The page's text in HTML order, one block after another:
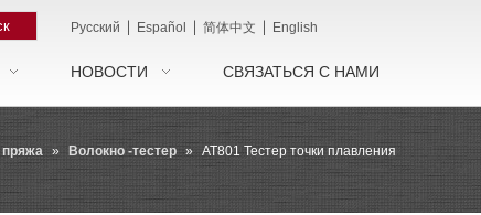
Pусский Español 简体中文 English
НОВОСТИ СВЯЗАТЬСЯ С НАМИ
пряжа » Волокно -тестер » AT801 Тестер точки плавления